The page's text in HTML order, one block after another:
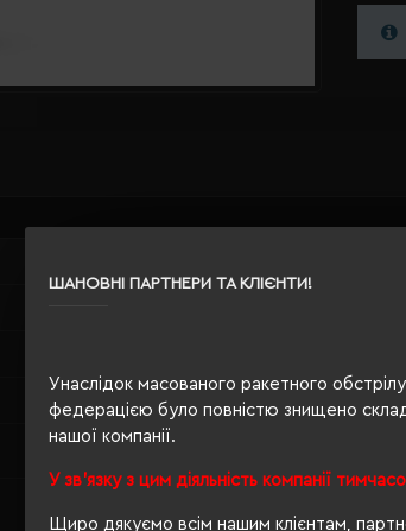
ШАНОВНІ ПАРТНЕРИ ТА КЛІЄНТИ!
Унаслідок масованого ракетного
федерацією було повністю знищено склад
нашої компанії.
У зв'язку з цим діяльність компанії
Щиро дякуємо всім нашим клієнтам,
алюміній